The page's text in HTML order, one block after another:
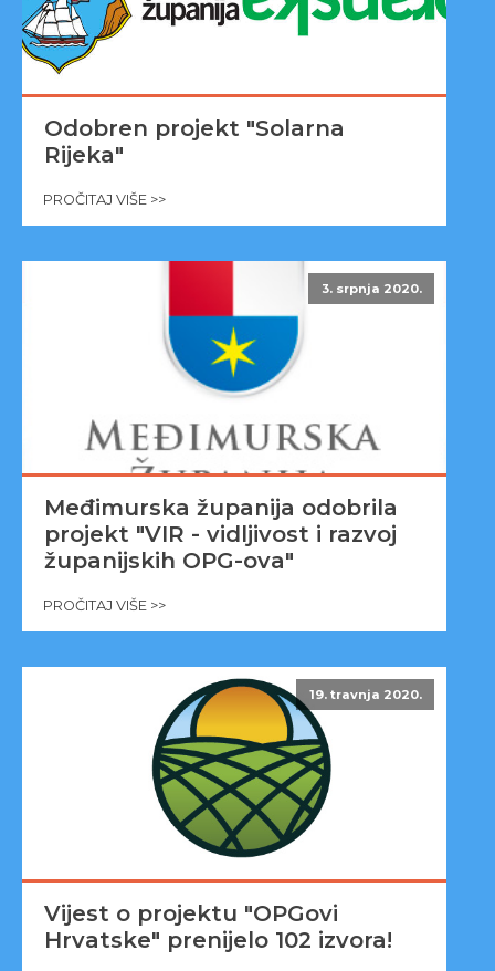
Odobren projekt "Solarna
Rijeka"
PROČITAJ VIŠE >>
3. srpnja 2020.
Međimurska županija odobrila
projekt "VIR - vidljivost i razvoj
županijskih OPG-ova"
PROČITAJ VIŠE >>
19. travnja 2020.
Vijest o projektu "OPGovi
Hrvatske" prenijelo 102 izvora!